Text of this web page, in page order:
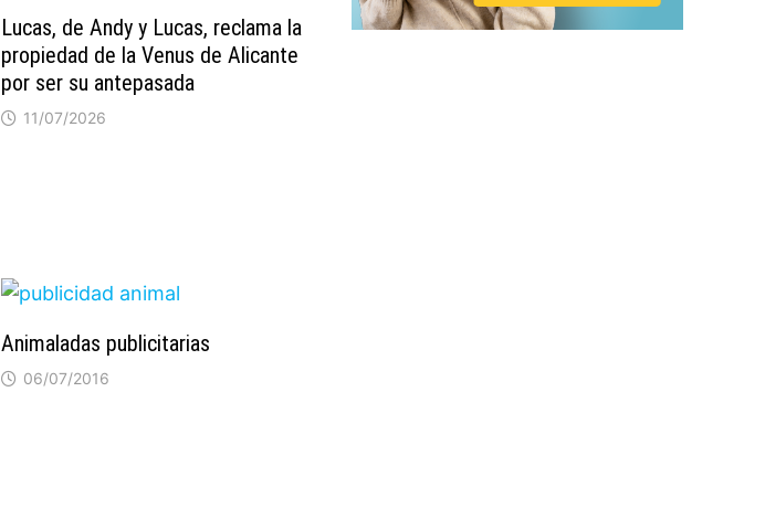
Lucas, de Andy y Lucas, reclama la
propiedad de la Venus de Alicante
por ser su antepasada
11/07/2026
Animaladas publicitarias
06/07/2016